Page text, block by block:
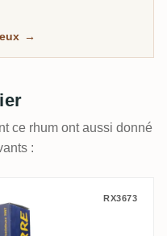
→
ce rhum ont aussi donné
:
Basseterre 1997
RX3673